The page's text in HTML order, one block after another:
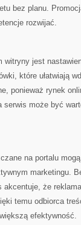
bez planu.
rozwijać.
witryny jest
które ułatwiają
ponieważ rynek
serwis może być
na portalu
marketingu.
akcentuje, że
temu odbiorca
efektywność.